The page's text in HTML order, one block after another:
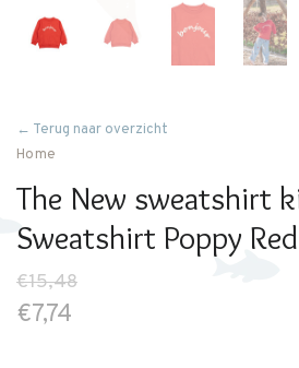
← Terug naar overzicht
Home
The New sweatshirt
Sweatshirt Poppy
€15,48
€7,74